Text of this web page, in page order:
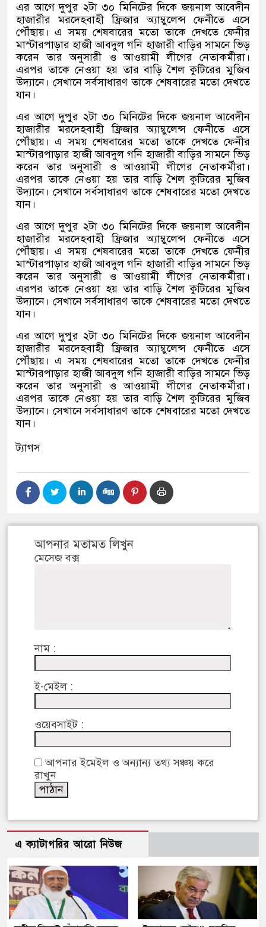
এর আগে দুপুর ২টা ৩০ মিনিটের দিকে জয়নাল আবেদীন
হাজারীর মরদেহবাহী ফ্রিজার অ্যাম্বুলেন্স ফেনীতে এসে
পৌঁছায়। এ সময় শেষবারের মতো তাকে দেখতে ফেনীর
মাস্টারপাড়ার হাজী আবদুল গনি হাজারী বাড়ির সামনে ভিড়
করেন তার অনুসারী ও আওয়ামী লীগের নেতাকর্মীরা।
এরপর তাকে নেওয়া হয় তার বাড়ি শৈল কুটিরের মুজিব
উদ্যানে। সেখানে সর্বসাধারণ তাকে শেষবারের মতো দেখতে
যান।
এর আগে দুপুর ২টা ৩০ মিনিটের দিকে জয়নাল আবেদীন
হাজারীর মরদেহবাহী ফ্রিজার অ্যাম্বুলেন্স ফেনীতে এসে
পৌঁছায়। এ সময় শেষবারের মতো তাকে দেখতে ফেনীর
মাস্টারপাড়ার হাজী আবদুল গনি হাজারী বাড়ির সামনে ভিড়
করেন তার অনুসারী ও আওয়ামী লীগের নেতাকর্মীরা।
এরপর তাকে নেওয়া হয় তার বাড়ি শৈল কুটিরের মুজিব
উদ্যানে। সেখানে সর্বসাধারণ তাকে শেষবারের মতো দেখতে
যান।
এর আগে দুপুর ২টা ৩০ মিনিটের দিকে জয়নাল আবেদীন
হাজারীর মরদেহবাহী ফ্রিজার অ্যাম্বুলেন্স ফেনীতে এসে
পৌঁছায়। এ সময় শেষবারের মতো তাকে দেখতে ফেনীর
মাস্টারপাড়ার হাজী আবদুল গনি হাজারী বাড়ির সামনে ভিড়
করেন তার অনুসারী ও আওয়ামী লীগের নেতাকর্মীরা।
এরপর তাকে নেওয়া হয় তার বাড়ি শৈল কুটিরের মুজিব
উদ্যানে। সেখানে সর্বসাধারণ তাকে শেষবারের মতো দেখতে
যান।
এর আগে দুপুর ২টা ৩০ মিনিটের দিকে জয়নাল আবেদীন
হাজারীর মরদেহবাহী ফ্রিজার অ্যাম্বুলেন্স ফেনীতে এসে
পৌঁছায়। এ সময় শেষবারের মতো তাকে দেখতে ফেনীর
মাস্টারপাড়ার হাজী আবদুল গনি হাজারী বাড়ির সামনে ভিড়
করেন তার অনুসারী ও আওয়ামী লীগের নেতাকর্মীরা।
এরপর তাকে নেওয়া হয় তার বাড়ি শৈল কুটিরের মুজিব
উদ্যানে। সেখানে সর্বসাধারণ তাকে শেষবারের মতো দেখতে
যান।
ট্যাগস
আপনার মতামত লিখুন
মেসেজ বক্স
নাম :
ই-মেইল :
ওয়েবসাইট :
আপনার ইমেইল ও অন্যান্য তথ্য সঞ্চয় করে
রাখুন
এ ক্যাটাগরির আরো নিউজ